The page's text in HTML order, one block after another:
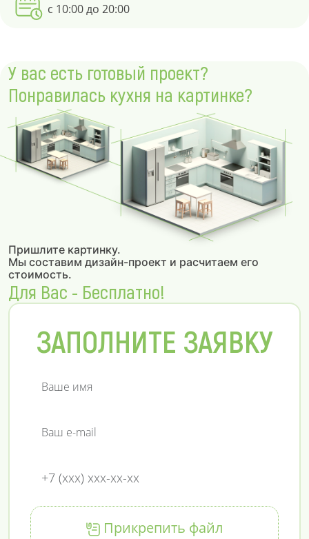
с 10:00 до 20:00
У вас есть готовый проект?
Понравилась кухня на картинке?
Пришлите картинку.
Мы составим дизайн-проект и расчитаем его
стоимость.
Для Вас - Бесплатно!
ЗАПОЛНИТЕ ЗАЯВКУ
Прикрепить файл